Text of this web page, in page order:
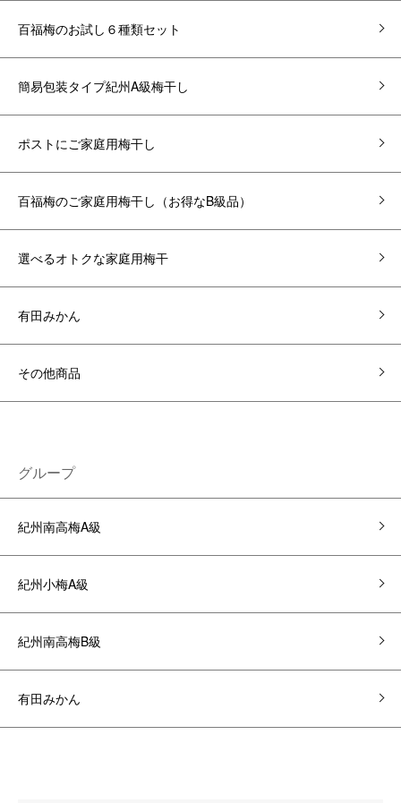
百福梅のお試し６種類セット
簡易包装タイプ紀州A級梅干し
ポストにご家庭用梅干し
百福梅のご家庭用梅干し（お得なB級品）
選べるオトクな家庭用梅干
有田みかん
その他商品
グループ
紀州南高梅A級
紀州小梅A級
紀州南高梅B級
有田みかん